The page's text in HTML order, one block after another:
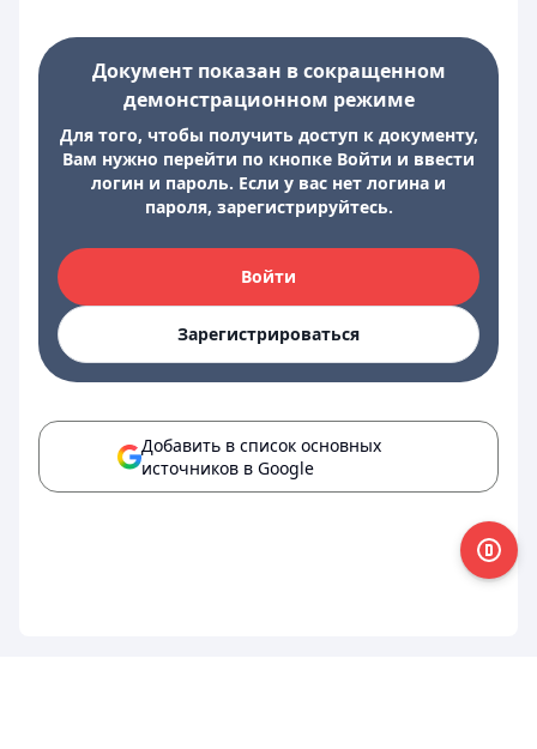
Документ показан в сокращенном
демонстрационном режиме
Для того, чтобы получить доступ к документу,
Вам нужно перейти по кнопке Войти и ввести
логин и пароль. Если у вас нет логина и
пароля, зарегистрируйтесь.
Войти
Зарегистрироваться
Добавить в список основных
источников в Google